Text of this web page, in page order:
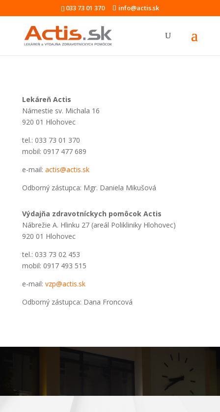
033 73 01 370 info@actis.sk
Lekáreň Actis
Námestie sv. Michala 16
920 01 Hlohovec
tel.: 033 73 01 370
mobil: 0917 477 689
e-mail: actis@actis.sk
Odborný zástupca: Mgr. Daniela Mikušová
Výdajňa zdravotníckych pomôcok Actis
Nábrežie A. Hlinku 27 (areál Polikliniky Hlohovec)
920 01 Hlohovec
tel.: 033 73 02 453
mobil: 0917 493 515
e-mail: vzp@actis.sk
Odborný zástupca: Dana Froncová